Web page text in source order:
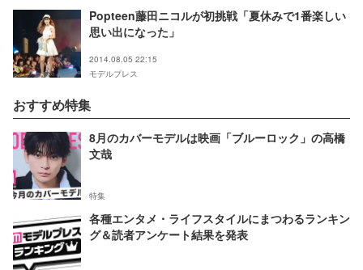
Popteen藤田ニコルが初挑戦「夏休みで1番楽しい
思い出になった」
2014.08.05 22:15
モデルプレス
おすすめ特集
8月のカバーモデルは映画「ブルーロック」の高橋
文哉
特集
各種エンタメ・ライフスタイルにまつわるランキン
グ＆読者アンケート結果を発表